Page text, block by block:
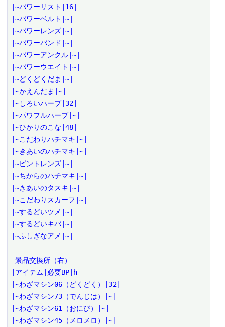
|~パワーリスト|16|
|~パワーベルト|~|
|~パワーレンズ|~|
|~パワーバンド|~|
|~パワーアンクル|~|
|~パワーウエイト|~|
|~どくどくだま|~|
|~かえんだま|~|
|~しろいハーブ|32|
|~パワフルハーブ|~|
|~ひかりのこな|48|
|~こだわりハチマキ|~|
|~きあいのハチマキ|~|
|~ピントレンズ|~|
|~ちからのハチマキ|~|
|~きあいのタスキ|~|
|~こだわりスカーフ|~|
|~するどいツメ|~|
|~するどいキバ|~|
|~ふしぎなアメ|~|
-景品交換所（右）
|アイテム|必要BP|h
|~わざマシン06（どくどく）|32|
|~わざマシン73（でんじは）|~|
|~わざマシン61（おにび）|~|
|~わざマシン45（メロメロ）|~|